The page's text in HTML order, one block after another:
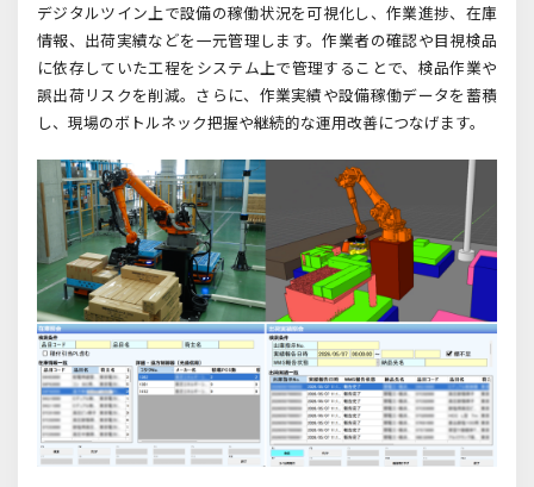
デジタルツイン上で設備の稼働状況を可視化し、作業進捗、在庫
情報、出荷実績などを一元管理します。作業者の確認や目視検品
に依存していた工程をシステム上で管理することで、検品作業や
誤出荷リスクを削減。さらに、作業実績や設備稼働データを蓄積
し、現場のボトルネック把握や継続的な運用改善につなげます。